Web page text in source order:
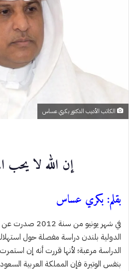
الكاتب الأديب الدكتور بكري عساس
إن الله لا يحب
بقلم: بكري عساس
في شهر يونيو من
الدولية بلندن دراسة مفصلة حول
الدراسة مرعبة؛ لأنها قررت أنه إن